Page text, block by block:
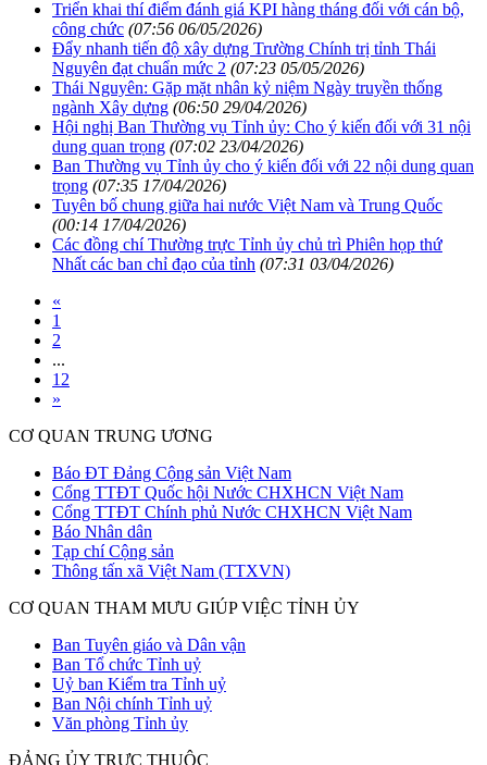
Triển khai thí điểm đánh giá KPI hàng tháng đối với cán bộ,
công chức (07:56 06/05/2026)
Đẩy nhanh tiến độ xây dựng Trường Chính trị tỉnh Thái
Nguyên đạt chuẩn mức 2 (07:23 05/05/2026)
Thái Nguyên: Gặp mặt nhân kỷ niệm Ngày truyền thống
ngành Xây dựng (06:50 29/04/2026)
Hội nghị Ban Thường vụ Tỉnh ủy: Cho ý kiến đối với 31 nội
dung quan trọng (07:02 23/04/2026)
Ban Thường vụ Tỉnh ủy cho ý kiến đối với 22 nội dung quan
trọng (07:35 17/04/2026)
Tuyên bố chung giữa hai nước Việt Nam và Trung Quốc
(00:14 17/04/2026)
Các đồng chí Thường trực Tỉnh ủy chủ trì Phiên họp thứ
Nhất các ban chỉ đạo của tỉnh (07:31 03/04/2026)
«
1
2
...
12
»
CƠ QUAN TRUNG ƯƠNG
Báo ĐT Đảng Cộng sản Việt Nam
Cổng TTĐT Quốc hội Nước CHXHCN Việt Nam
Cổng TTĐT Chính phủ Nước CHXHCN Việt Nam
Báo Nhân dân
Tạp chí Cộng sản
Thông tấn xã Việt Nam (TTXVN)
CƠ QUAN THAM MƯU GIÚP VIỆC TỈNH ỦY
Ban Tuyên giáo và Dân vận
Ban Tổ chức Tỉnh uỷ
Uỷ ban Kiểm tra Tỉnh uỷ
Ban Nội chính Tỉnh uỷ
Văn phòng Tỉnh ủy
ĐẢNG ỦY TRỰC THUỘC